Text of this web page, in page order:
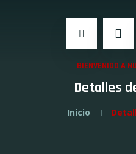
BIENVENIDO A
Detalles
Inicio